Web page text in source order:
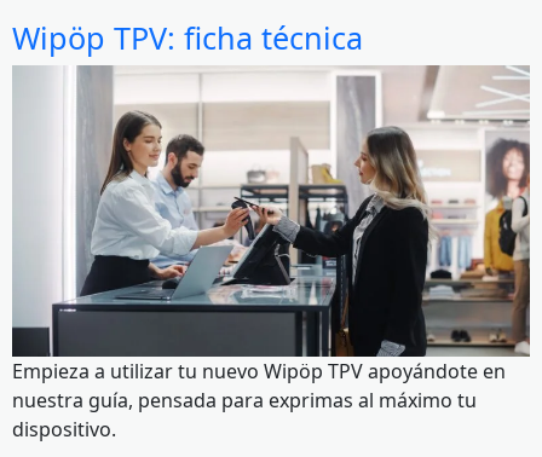
Wipöp TPV: ficha técnica
Empieza a utilizar tu nuevo Wipöp TPV apoyándote en
nuestra guía, pensada para exprimas al máximo tu
dispositivo.